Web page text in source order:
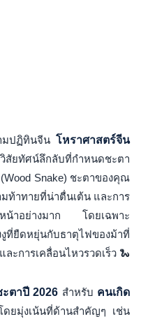
มปฏิทินจีน โหราศาสตร์จีน
สัยทัศน์ลึกลับที่กำหนดชะตา
Snake) ชะตาของคุณ
ท้าทายที่น่าตื่นเต้น และการ
หน้าอย่างมาก โดยเฉพาะ
งูที่ยืดหยุ่นกับธาตุไฟของม้าที่
ะการเคลื่อนไหวรวดเร็ว 🐍
ะตาปี 2026 สำหรับ คนเกิด
ดยมุ่งเน้นที่ด้านสำคัญๆ เช่น